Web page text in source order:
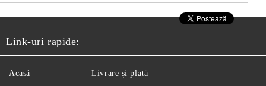
Link-uri rapide:
Acasă Livrare și plată